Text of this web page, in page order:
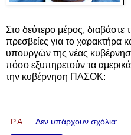
Στο δεύτερο μέρος, διαβάστε
πρεσβείες για το χαρακτήρα
υπουργών της νέας
πόσο εξυπηρετούν τα
την κυβέρνηση ΠΑΣΟΚ:
P.A. Δεν υπάρχουν σχόλια: